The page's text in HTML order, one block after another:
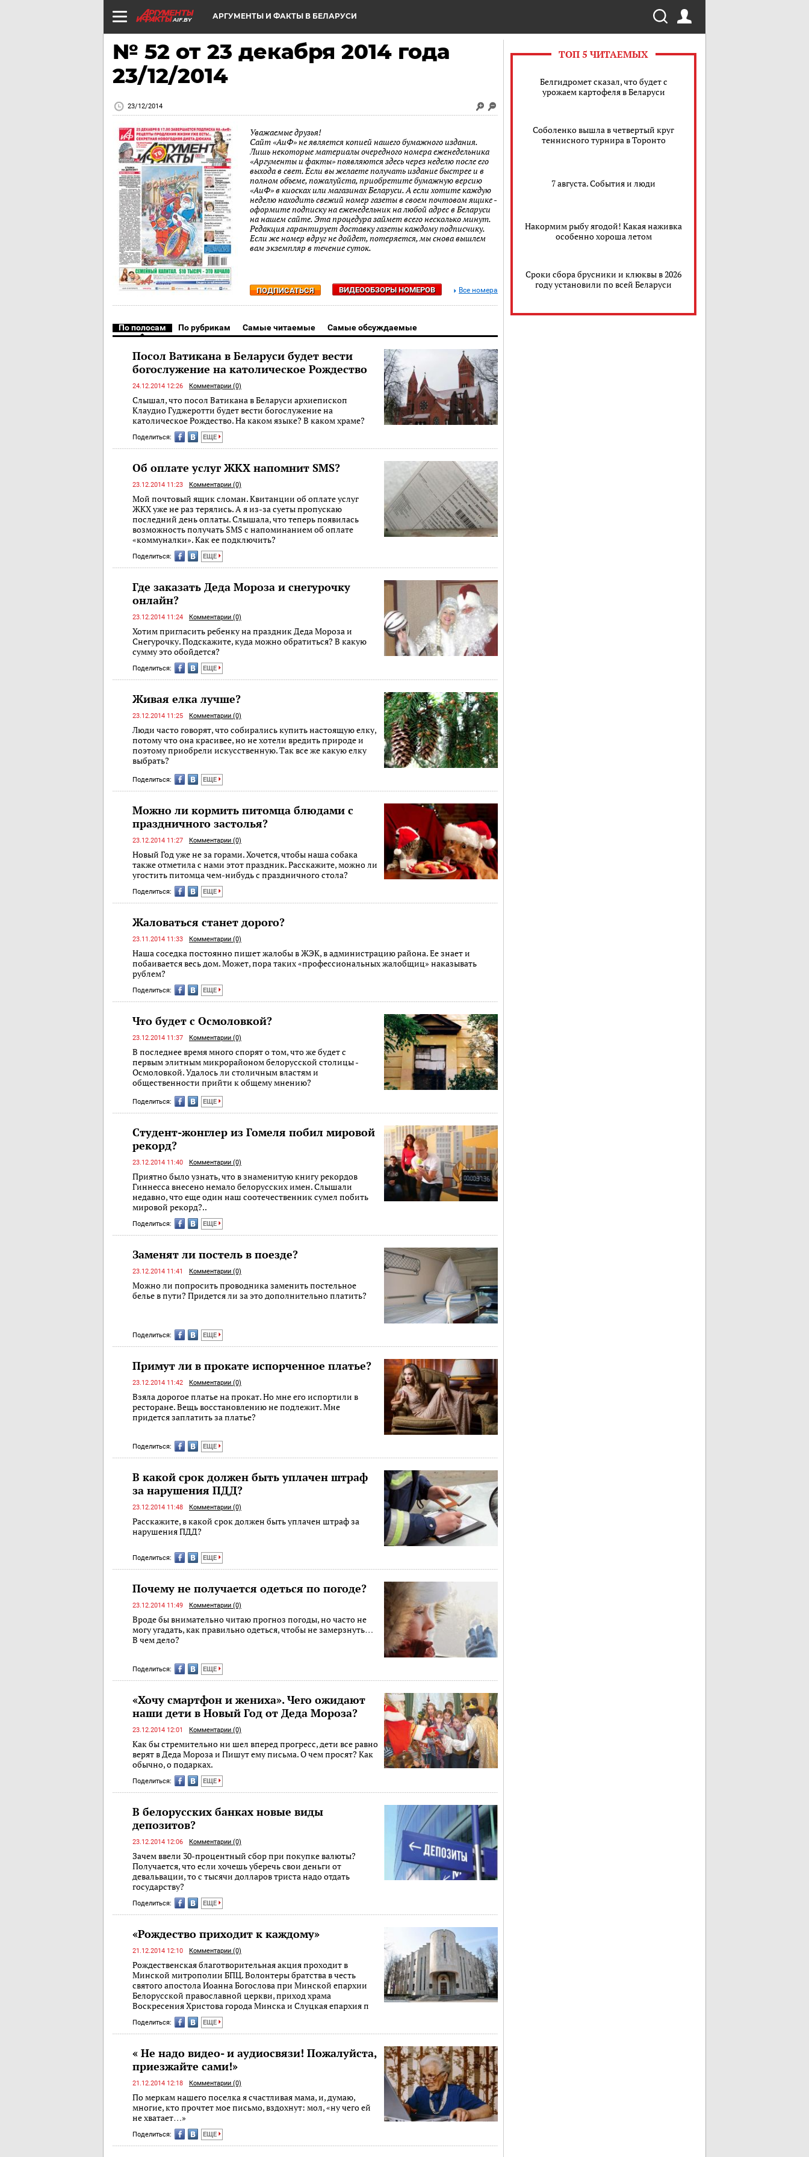
AIF.BY АРГУМЕНТЫ И ФАКТЫ В БЕЛАРУСИ
№ 52 от 23 декабря 2014 года
23/12/2014
23/12/2014
Уважаемые друзья!
Сайт «АиФ» не является копией нашего бумажного издания.
Лишь некоторые материалы очередного номера еженедельника
«Аргументы и факты» появляются здесь через неделю после его
выхода в свет. Если вы желаете получать издание быстрее и в
полном объеме, пожалуйста, приобретите бумажную версию
«АиФ» в киосках или магазинах Беларуси. А если хотите каждую
неделю находить свежий номер газеты в своем почтовом ящике -
оформите подписку на еженедельник на любой адрес в Беларуси
на нашем сайте. Эта процедура займет всего несколько минут.
Редакция гарантирует доставку газеты каждому подписчику.
Если же номер вдруг не дойдет, потеряется, мы снова вышлем
вам экземпляр в течение суток.
ПОДПИСАТЬСЯ ВИДЕООБЗОРЫ НОМЕРОВ Все номера
По полосам По рубрикам Самые читаемые Самые обсуждаемые
Посол Ватикана в Беларуси будет вести
богослужение на католическое Рождество
24.12.2014 12:26 Комментарии (0)
Слышал, что посол Ватикана в Беларуси архиепископ
Клаудио Гуджеротти будет вести богослужение на
католическое Рождество. На каком языке? В каком храме?
Поделиться: ЕЩЕ
Об оплате услуг ЖКХ напомнит SMS?
23.12.2014 11:23 Комментарии (0)
Мой почтовый ящик сломан. Квитанции об оплате услуг
ЖКХ уже не раз терялись. А я из-за суеты пропускаю
последний день оплаты. Слышала, что теперь появилась
возможность получать SMS с напоминанием об оплате
«коммуналки». Как ее подключить?
Поделиться: ЕЩЕ
Где заказать Деда Мороза и снегурочку
онлайн?
23.12.2014 11:24 Комментарии (0)
Хотим пригласить ребенку на праздник Деда Мороза и
Снегурочку. Подскажите, куда можно обратиться? В какую
сумму это обойдется?
Поделиться: ЕЩЕ
Живая елка лучше?
23.12.2014 11:25 Комментарии (0)
Люди часто говорят, что собирались купить настоящую елку,
потому что она красивее, но не хотели вредить природе и
поэтому приобрели искусственную. Так все же какую елку
выбрать?
Поделиться: ЕЩЕ
Можно ли кормить питомца блюдами с
праздничного застолья?
23.12.2014 11:27 Комментарии (0)
Новый Год уже не за горами. Хочется, чтобы наша собака
также отметила с нами этот праздник. Расскажите, можно ли
угостить питомца чем-нибудь с праздничного стола?
Поделиться: ЕЩЕ
Жаловаться станет дорого?
23.11.2014 11:33 Комментарии (0)
Наша соседка постоянно пишет жалобы в ЖЭК, в администрацию района. Ее знает и
побаивается весь дом. Может, пора таких «профессиональных жалобщиц» наказывать
рублем?
Поделиться: ЕЩЕ
Что будет с Осмоловкой?
23.12.2014 11:37 Комментарии (0)
В последнее время много спорят о том, что же будет с
первым элитным микрорайоном белорусской столицы -
Осмоловкой. Удалось ли столичным властям и
общественности прийти к общему мнению?
Поделиться: ЕЩЕ
Студент-жонглер из Гомеля побил мировой
рекорд?
23.12.2014 11:40 Комментарии (0)
Приятно было узнать, что в знаменитую книгу рекордов
Гиннесса внесено немало белорусских имен. Слышали
недавно, что еще один наш соотечественник сумел побить
мировой рекорд?..
Поделиться: ЕЩЕ
Заменят ли постель в поезде?
23.12.2014 11:41 Комментарии (0)
Можно ли попросить проводника заменить постельное
белье в пути? Придется ли за это дополнительно платить?
Поделиться: ЕЩЕ
Примут ли в прокате испорченное платье?
23.12.2014 11:42 Комментарии (0)
Взяла дорогое платье на прокат. Но мне его испортили в
ресторане. Вещь восстановлению не подлежит. Мне
придется заплатить за платье?
Поделиться: ЕЩЕ
В какой срок должен быть уплачен штраф
за нарушения ПДД?
23.12.2014 11:48 Комментарии (0)
Расскажите, в какой срок должен быть уплачен штраф за
нарушения ПДД?
Поделиться: ЕЩЕ
Почему не получается одеться по погоде?
23.12.2014 11:49 Комментарии (0)
Вроде бы внимательно читаю прогноз погоды, но часто не
могу угадать, как правильно одеться, чтобы не замерзнуть…
В чем дело?
Поделиться: ЕЩЕ
«Хочу смартфон и жениха». Чего ожидают
наши дети в Новый Год от Деда Мороза?
23.12.2014 12:01 Комментарии (0)
Как бы стремительно ни шел вперед прогресс, дети все равно
верят в Деда Мороза и Пишут ему письма. О чем просят? Как
обычно, о подарках.
Поделиться: ЕЩЕ
В белорусских банках новые виды
депозитов?
23.12.2014 12:06 Комментарии (0)
Зачем ввели 30-процентный сбор при покупке валюты?
Получается, что если хочешь уберечь свои деньги от
девальвации, то с тысячи долларов триста надо отдать
государству?
Поделиться: ЕЩЕ
«Рождество приходит к каждому»
21.12.2014 12:10 Комментарии (0)
Рождественская благотворительная акция проходит в
Минской митрополии БПЦ. Волонтеры братства в честь
святого апостола Иоанна Богослова при Минской епархии
Белорусской православной церкви, приход храма
Воскресения Христова города Минска и Слуцкая епархия п
Поделиться: ЕЩЕ
« Не надо видео- и аудиосвязи! Пожалуйста,
приезжайте сами!»
21.12.2014 12:18 Комментарии (0)
По меркам нашего поселка я счастливая мама, и, думаю,
многие, кто прочтет мое письмо, вздохнут: мол, «ну чего ей
не хватает…»
Поделиться: ЕЩЕ
ТОП 5 ЧИТАЕМЫХ
Белгидромет сказал, что будет с
урожаем картофеля в Беларуси
Соболенко вышла в четвертый круг
теннисного турнира в Торонто
7 августа. События и люди
Накормим рыбу ягодой! Какая наживка
особенно хороша летом
Сроки сбора брусники и клюквы в 2026
году установили по всей Беларуси